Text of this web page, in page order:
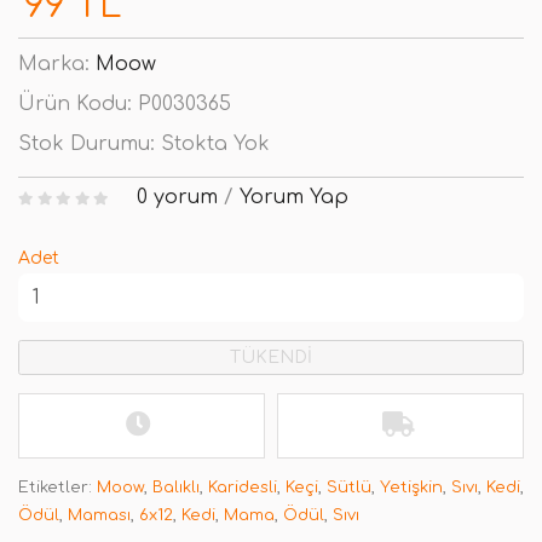
Marka: Moow
Ürün Kodu: P0030365
Stok Durumu: Stokta Yok
0 yorum / Yorum Yap
Adet
TÜKENDİ
Etiketler: Moow, Balıklı, Karidesli, Keçi, Sütlü, Yetişkin, Sıvı, Kedi,
Ödül, Maması, 6x12, Kedi, Mama, Ödül, Sıvı